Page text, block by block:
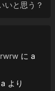
いと思う？
に a
a より